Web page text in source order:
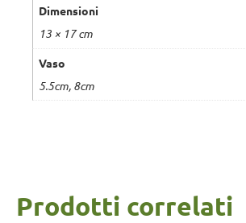
Dimensioni
13 × 17 cm
Vaso
5.5cm, 8cm
Prodotti correlati